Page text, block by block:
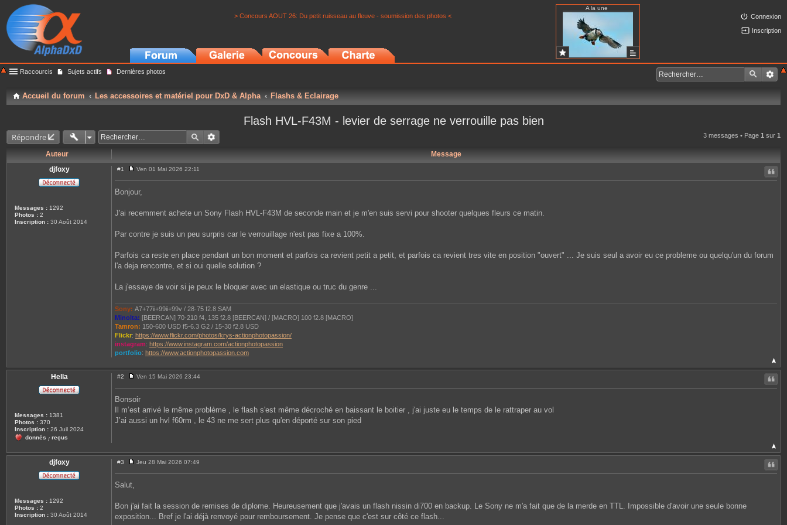
> Concours AOUT 26: Du petit ruisseau au fleuve - soumission des photos <
A la une
Connexion
Inscription
Raccourcis Sujets actifs Dernières photos
Accueil du forum Les accessoires et matériel pour DxD & Alpha Flashs & Eclairage
Flash HVL-F43M - levier de serrage ne verrouille pas bien
Répondre 3 messages • Page 1 sur 1
Auteur
Message
djfoxy
Messages : 1292
Photos : 2
Inscription : 30 Août 2014
Citer
#1
e
s
e
Ven 01 Mai 2026 22:11
Bonjour,
J'ai recemment achete un Sony Flash HVL-F43M de seconde main et je m'en suis servi pour shooter quelques fleurs ce matin.
Par contre je suis un peu surpris car le verrouillage n'est pas fixe a 100%.
Parfois ca reste en place pendant un bon moment et parfois ca revient petit a petit, et parfois ca revient tres vite en position "ouvert" ... Je suis seul a avoir eu ce probleme ou quelqu'un du forum
l'a deja rencontre, et si oui quelle solution ?
La j'essaye de voir si je peux le bloquer avec un elastique ou truc du genre ...
Sony: A7+77ii+99ii+99v / 28-75 f2.8 SAM
Minolta: [BEERCAN] 70-210 f4, 135 f2.8 [BEERCAN] / [MACRO] 100 f2.8 [MACRO]
Tamron: 150-600 USD f5-6.3 G2 / 15-30 f2.8 USD
Flickr: https://www.flickr.com/photos/krys-actionphotopassion/
instagram: https://www.instagram.com/actionphotopassion
portfolio: https://www.actionphotopassion.com
Hella
Messages : 1381
Photos : 370
Inscription : 26 Juil 2024
donnés / reçus
Citer
#2
e
s
s
a
e
Ven 15 Mai 2026 23:44
Bonsoir
Il m’est arrivé le même problème , le flash s'est même décroché en baissant le boitier , j'ai juste eu le temps de le rattraper au vol
J’ai aussi un hvl f60rm , le 43 ne me sert plus qu'en déporté sur son pied
djfoxy
Messages : 1292
Photos : 2
Inscription : 30 Août 2014
Citer
#3
e
e
Jeu 28 Mai 2026 07:49
Salut,
Bon j'ai fait la session de remises de diplome. Heureusement que j'avais un flash nissin di700 en backup. Le Sony ne m'a fait que de la merde en TTL. Impossible d'avoir une seule bonne
exposition... Bref je l'ai déjà renvoyé pour remboursement. Je pense que c'est sur côté ce flash...